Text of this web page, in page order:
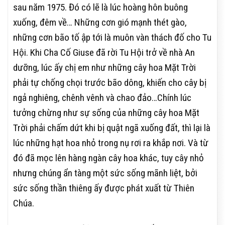
sau năm 1975. Đó có lẽ là lúc hoàng hôn buông
xuống, đêm về… Những cơn gió mạnh thét gào,
những cơn bão tố ập tới là muôn vàn thách đố cho Tu
Hội. Khi Cha Cố Giuse đã rời Tu Hội trở về nhà An
dưỡng, lúc ấy chị em như những cây hoa Mặt Trời
phải tự chống chọi trước bão dông, khiến cho cây bị
ngả nghiêng, chênh vênh và chao đảo…Chính lúc
tưởng chừng như sự sống của những cây hoa Mặt
Trời phải chấm dứt khi bị quật ngã xuống đất, thì lại là
lúc những hạt hoa nhỏ trong nụ rơi ra khắp nơi. Và từ
đó đã mọc lên hàng ngàn cây hoa khác, tuy cây nhỏ
nhưng chúng ẩn tàng một sức sống mãnh liệt, bởi
sức sống thần thiêng ấy được phát xuất từ Thiên
Chúa.